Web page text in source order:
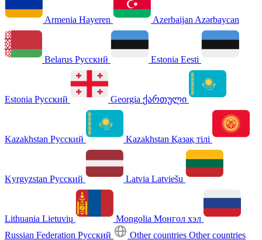
Armenia Hayeren Azerbaijan Azərbaycan
Belarus Русский Estonia Eesti
Estonia Русский Georgia ქართული
Kazakhstan Русский Kazakhstan Қазақ тілі
Kyrgyzstan Русский Latvia Latviešu
Lithuania Lietuvių Mongolia Монгол хэл
Russian Federation Русский Other countries Other countries